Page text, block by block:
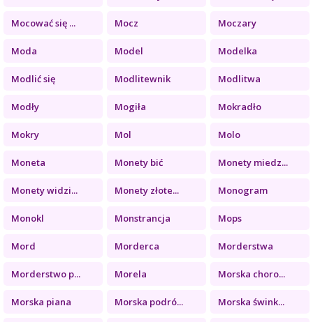
Mocować się ... Mocz Moczary
Moda Model Modelka
Modlić się Modlitewnik Modlitwa
Modły Mogiła Mokradło
Mokry Mol Molo
Moneta Monety bić Monety miedz...
Monety widzi... Monety złote... Monogram
Monokl Monstrancja Mops
Mord Morderca Morderstwa
Morderstwo p... Morela Morska choro...
Morska piana Morska podró... Morska śwink...